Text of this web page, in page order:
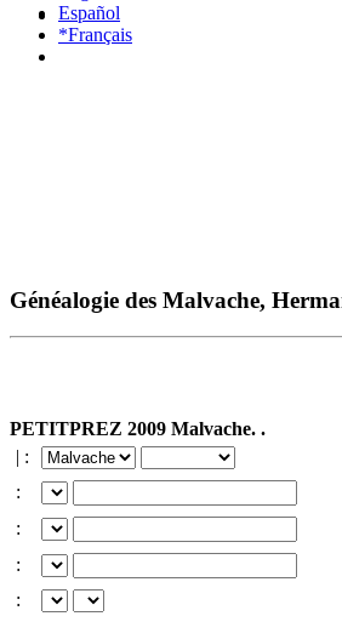
Español
*Français
Généalogie des Malvache,
PETITPREZ 2009 Malvache. .
| :
:
:
:
: